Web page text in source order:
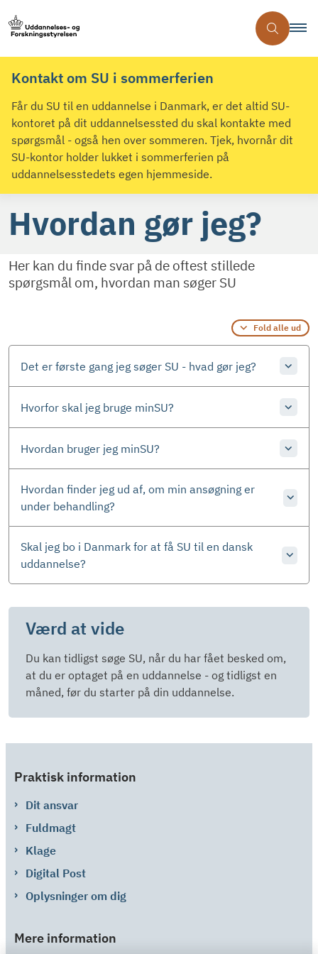
Kontakt om SU i sommerferien
Får du SU til en uddannelse i Danmark, er det altid SU-
kontoret på dit uddannelsessted du skal kontakte med
spørgsmål - også hen over sommeren. Tjek, hvornår dit
SU-kontor holder lukket i sommerferien på
uddannelsesstedets egen hjemmeside.
Hvordan gør jeg?
Her kan du finde svar på de oftest stillede
spørgsmål om, hvordan man søger SU
Fold alle ud
Det er første gang jeg søger SU - hvad gør jeg?
Hvorfor skal jeg bruge minSU?
Hvordan bruger jeg minSU?
Hvordan finder jeg ud af, om min ansøgning er
under behandling?
Skal jeg bo i Danmark for at få SU til en dansk
uddannelse?
Værd at vide
Du kan tidligst søge SU, når du har fået besked om,
at du er optaget på en uddannelse - og tidligst en
måned, før du starter på din uddannelse.
Praktisk information
Dit ansvar
Fuldmagt
Klage
Digital Post
Oplysninger om dig
Mere information